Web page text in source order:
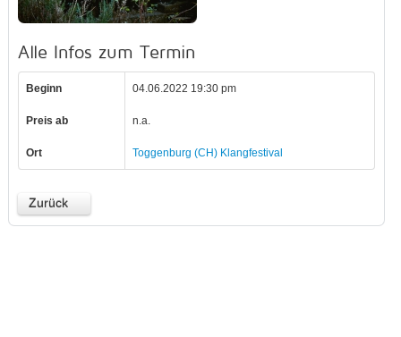
Alle Infos zum Termin
Beginn 04.06.2022 19:30 pm
Preis ab n.a.
Ort Toggenburg (CH) Klangfestival
Zurück